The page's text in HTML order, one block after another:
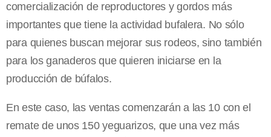
comercialización de reproductores y gordos más
importantes que tiene la actividad bufalera. No sólo
para quienes buscan mejorar sus rodeos, sino también
para los ganaderos que quieren iniciarse en la
producción de búfalos.
En este caso, las ventas comenzarán a las 10 con el
remate de unos 150 yeguarizos, que una vez más